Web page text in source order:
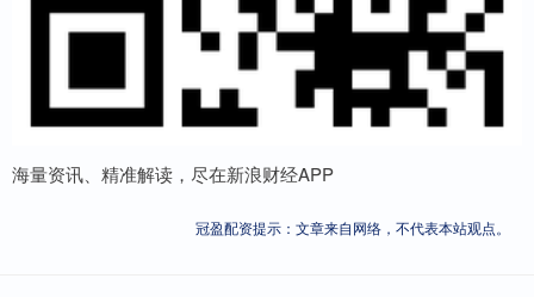
海量资讯、精准解读，尽在新浪财经APP
冠盈配资提示：文章来自网络，不代表本站观点。